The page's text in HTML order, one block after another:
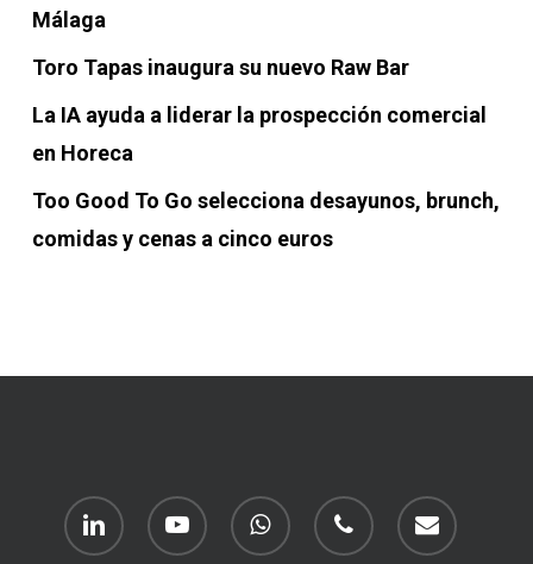
Málaga
Toro Tapas inaugura su nuevo Raw Bar
La IA ayuda a liderar la prospección comercial
en Horeca
Too Good To Go selecciona desayunos, brunch,
comidas y cenas a cinco euros
linkedin youtube whatsapp phone email